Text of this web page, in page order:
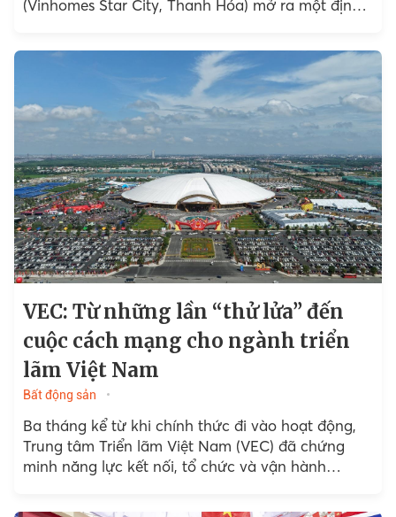
(Vinhomes Star City, Thanh Hóa) mở ra một định
VEC: Từ những lần “thử lửa” đến
cuộc cách mạng cho ngành triển
lãm Việt Nam
Bất động sản
Ba tháng kể từ khi chính thức đi vào hoạt động,
Trung tâm Triển lãm Việt Nam (VEC) đã chứng
minh năng lực kết nối, tổ chức và vận hành